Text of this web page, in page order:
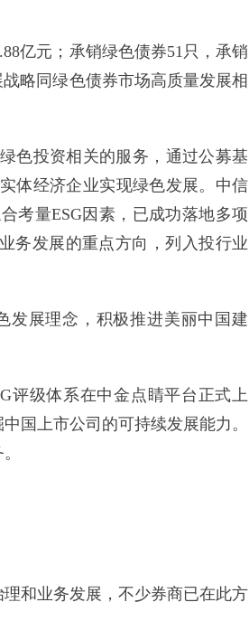
亿元；承销绿色债券51只，承销
略同绿色债券市场高质量发展相
投资相关的服务，通过公募基
体经济企业实现绿色发展。中信
考量ESG因素，已成功落地多项
务发展的重点方向，列入投行业
展理念，积极推进美丽中国建
级体系在中金点睛平台正式上
国上市公司的可持续发展能力。
和业务发展，不少券商已在此方